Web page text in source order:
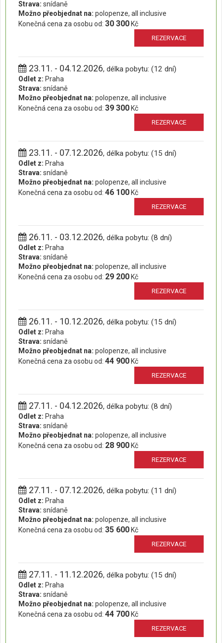
Strava: snídaně
Možno přeobjednat na: polopenze, all inclusive
Konečná cena za osobu od: 30 300 Kč
REZERVACE
23.11. - 04.12.2026, délka pobytu: (12 dní)
Odlet z: Praha
Strava: snídaně
Možno přeobjednat na: polopenze, all inclusive
Konečná cena za osobu od: 39 300 Kč
REZERVACE
23.11. - 07.12.2026, délka pobytu: (15 dní)
Odlet z: Praha
Strava: snídaně
Možno přeobjednat na: polopenze, all inclusive
Konečná cena za osobu od: 46 100 Kč
REZERVACE
26.11. - 03.12.2026, délka pobytu: (8 dní)
Odlet z: Praha
Strava: snídaně
Možno přeobjednat na: polopenze, all inclusive
Konečná cena za osobu od: 29 200 Kč
REZERVACE
26.11. - 10.12.2026, délka pobytu: (15 dní)
Odlet z: Praha
Strava: snídaně
Možno přeobjednat na: polopenze, all inclusive
Konečná cena za osobu od: 44 900 Kč
REZERVACE
27.11. - 04.12.2026, délka pobytu: (8 dní)
Odlet z: Praha
Strava: snídaně
Možno přeobjednat na: polopenze, all inclusive
Konečná cena za osobu od: 28 900 Kč
REZERVACE
27.11. - 07.12.2026, délka pobytu: (11 dní)
Odlet z: Praha
Strava: snídaně
Možno přeobjednat na: polopenze, all inclusive
Konečná cena za osobu od: 35 600 Kč
REZERVACE
27.11. - 11.12.2026, délka pobytu: (15 dní)
Odlet z: Praha
Strava: snídaně
Možno přeobjednat na: polopenze, all inclusive
Konečná cena za osobu od: 44 700 Kč
REZERVACE